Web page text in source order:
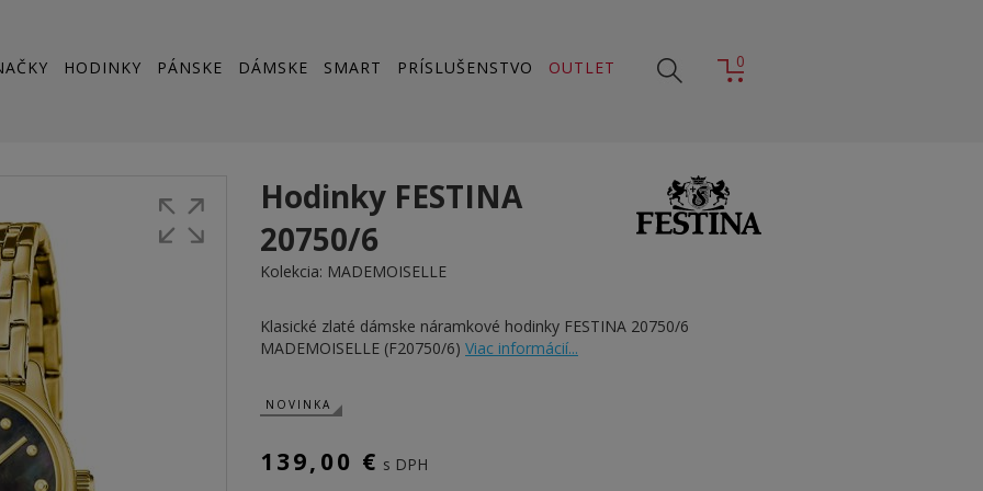
HODINKY PÁNSKE DÁMSKE SMART PRÍSLUŠENSTVO OUTLET 0
Hodinky FESTINA
20750/6
Kolekcia: MADEMOISELLE
Klasické zlaté dámske náramkové hodinky FESTINA 20750/6
MADEMOISELLE (F20750/6) Viac informácií...
NOVINKA
139,00 € s DPH